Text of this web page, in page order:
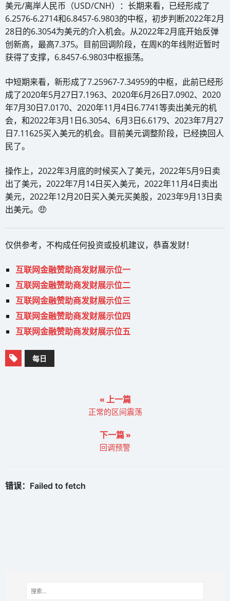
美元/离岸人民币（USD/CNH）：长期来看，已经形成了
6.2576-6.2714和6.8457-6.9803的中枢，初步判断2022年2月
28日的6.3054为美元的介入机会。从2022年2月底开始反弹
创新高，最高7.375。目前回调阶段，在周K的年线附近暂时
获得了支撑，6.8457-6.9803中枢振荡。
中短期来看，新形成了7.25967-7.34959的中枢，此前已经形
成了2020年5月27日7.1963、2020年6月26日7.0902、2020
年7月30日7.0170、2020年11月4日6.7741等卖出美元的机
会，和2022年3月1日6.3054、6月3日6.6179、2023年7月27
日7.11625买入美元的机会。目前美元调整阶段，已经换回人
民了。
操作上，2022年3月底的时候买入了美元，2022年5月9日卖
出了美元，2022年7月14日买入美元，2022年11月4日卖出
美元，2022年12月20日买入美元买美股，2023年9月13日卖
出美元。🤑
仅供参考，不构成任何投资或投机建议，恭喜发财！
互联网金融赞助商发财展示位一
互联网金融赞助商发财展示位二
互联网金融赞助商发财展示位三
互联网金融赞助商发财展示位四
互联网金融赞助商发财展示位五
每日
« 上一篇
正常的区间震荡
下一篇 »
回调预警